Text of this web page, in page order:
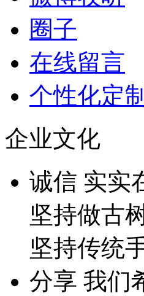
圈子
在线留言
个性化定制
企业文化
诚信 实实
坚持做古
坚持传统
分享 我们